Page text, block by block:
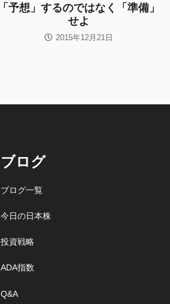
「予想」するのではなく「準備」
せよ
2015年12月21日
ブログ
ブログ一覧
今日の日本株
投資戦略
ADA指数
Q&A